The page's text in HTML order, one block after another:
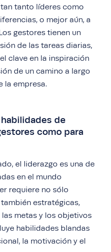
tanto líderes como
o mejor aún, a
gestores tienen un
de las tareas diarias,
clave en la inspiración
de un camino a largo
la empresa.
de
como para
el liderazgo es una de
en el mundo
requiere no sólo
estratégicas,
metas y los objetivos
habilidades blandas
la motivación y el